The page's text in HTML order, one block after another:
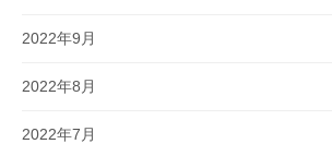
2022年9月
2022年8月
2022年7月